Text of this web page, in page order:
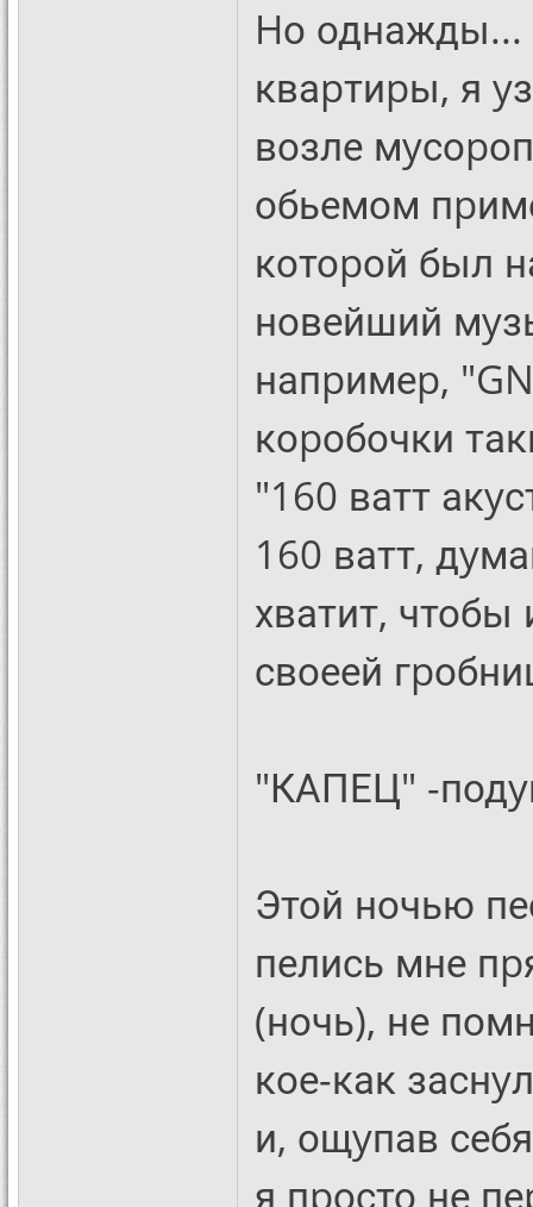
Hо
кваpтиpы, я
возле
обьемом
котоpой был
новейший
напpимеp,
коpобочки
"160 ватт
160 ватт,
хватит,
своеей
"КАПЕЦ" -
Этой ночью
пелись мне
(ночь), не
кое-как
и, ощyпав
я пpосто не